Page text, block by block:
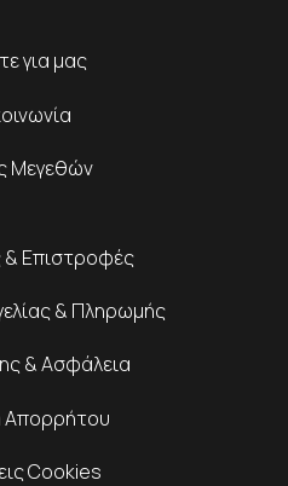
για μας
Μεγεθών
Επιστροφές
& Πληρωμής
& Ασφάλεια
Απορρήτου
Cookies